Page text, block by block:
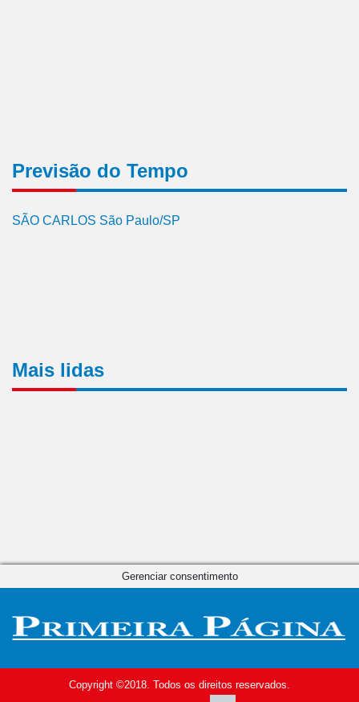
Previsão do Tempo
SÃO CARLOS São Paulo/SP
Mais lidas
Copyright ©2018. Todos os direitos reservados.
Gerenciar consentimento